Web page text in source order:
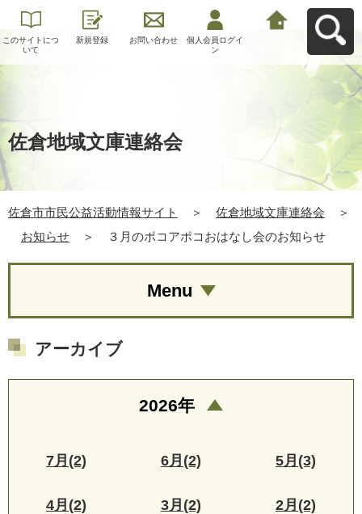
このサイトにつ
いて
新規登録 お問い合わせ
個人会員ログイ
ン
佐倉地域文庫連絡会
佐倉市市民公益活動情報サイト ＞ 佐倉地域文庫連絡会
＞
お知らせ
＞ ３月のポコアポコおはなし会のお知らせ
Menu
アーカイブ
2026年
7月(2) 6月(2) 5月(3)
4月(2) 3月(2) 2月(2)